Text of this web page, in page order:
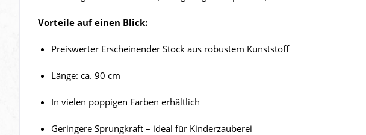
Vorteile auf einen Blick:
Preiswerter Erscheinender Stock aus robustem Kunststoff
Länge: ca. 90 cm
In vielen poppigen Farben erhältlich
Geringere Sprungkraft – ideal für Kinderzauberei